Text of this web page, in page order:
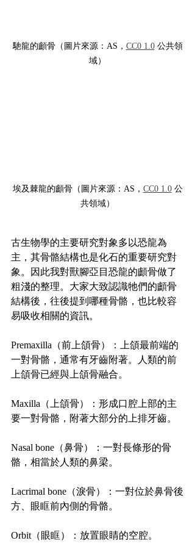
馳龍的顱骨（圖片來源：AS， CC0 1.0 公共領
域）
埃及棘龍的顱骨（圖片來源：AS， CC0 1.0 公
共領域）
古生物學的主要研究對象多以恐龍為
主，其骨骼結構也是化石的重要研究對
象。因此我對獸腳亞目恐龍的顱骨做了
粗淺的整理。大家大致認識牠們的顱骨
結構後，往後提到哪種骨骼，也比較容
易吸收相關的資訊。
Premaxilla（前上頜骨）：上頜最前端的
一對骨骼，通常有牙齒附著。人類的前
上頜骨已經與上頜骨融合。
Maxilla（上頜骨）：形成口腔上部的主
要一對骨骼，附著大部分的上排牙齒。
Nasal bone（鼻骨）：一對長條形的骨
骼，相當於人類的鼻梁。
Lacrimal bone（淚骨）：一對位於鼻骨後
方、眼眶前內側的骨骼。
Orbit（眼眶）：放置眼睛的空腔。